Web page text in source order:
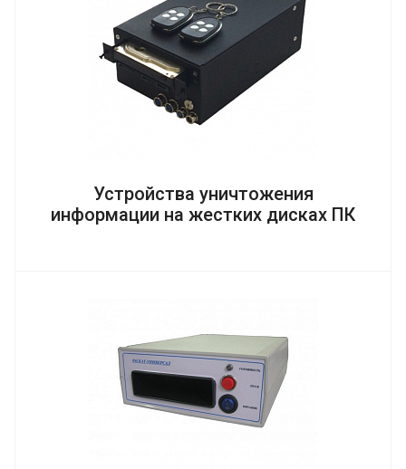
Устройства уничтожения
информации на жестких дисках ПК